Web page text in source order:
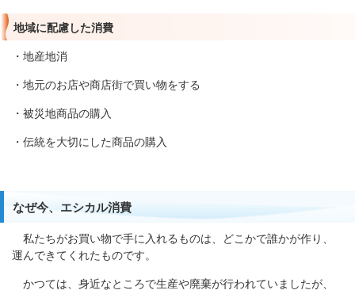
地域に配慮した消費
・地産地消
・地元のお店や商店街で買い物をする
・被災地商品の購入
・伝統を大切にした商品の購入
なぜ今、エシカル消費
私たちがお買い物で手に入れるものは、どこかで誰かが作り、
運んできてくれたものです。
かつては、身近なところで生産や廃棄が行われていましたが、